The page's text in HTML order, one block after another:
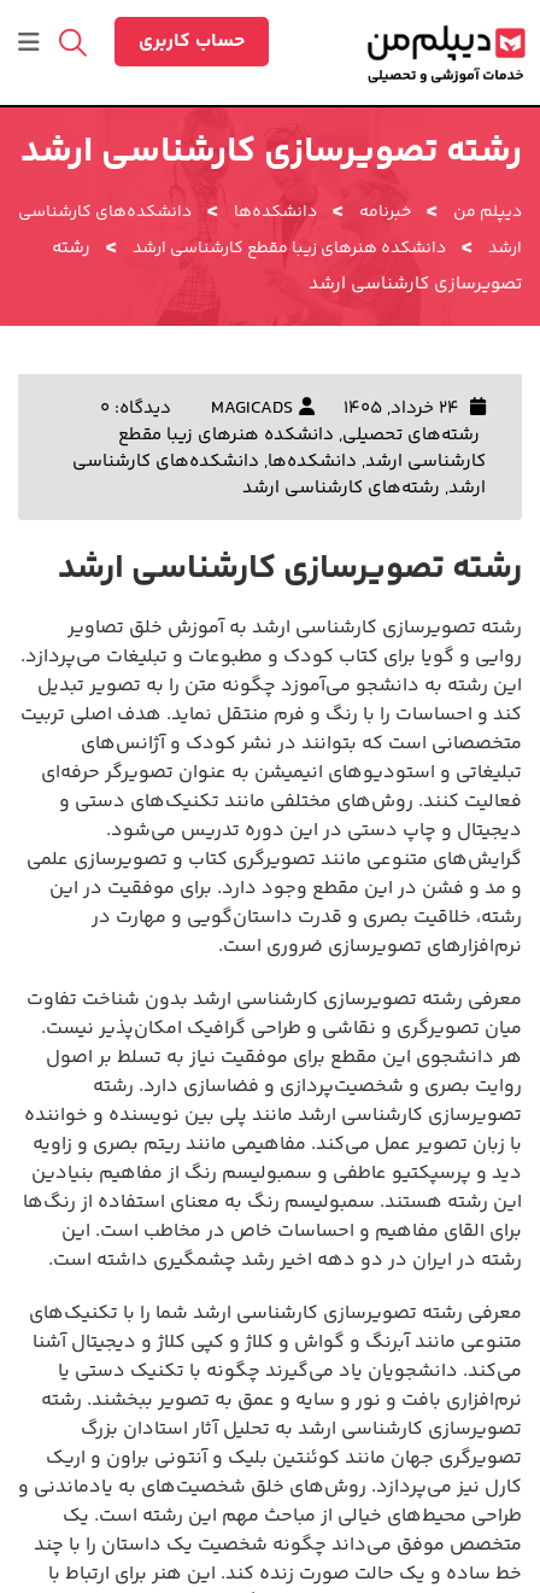
به
محتوا
حساب کاربری
رشته تصویرسازی کارشناسی ارشد
دیپلم من > خبرنامه > دانشکده‌ها > دانشکده‌های کارشناسی
ارشد > دانشکده هنرهای زیبا مقطع کارشناسی ارشد >
رشته
تصویرسازی کارشناسی ارشد
MAGICADS
دیدگاه: 0
رشته‌های تحصیلی, دانشکده هنرهای زیبا مقطع
کارشناسی ارشد, دانشکده‌ها, دانشکده‌های کارشناسی
ارشد, رشته‌های کارشناسی ارشد
رشته تصویرسازی کارشناسی ارشد
رشته تصویرسازی کارشناسی ارشد به آموزش خلق تصاویر
روایی و گویا برای کتاب کودک و مطبوعات و تبلیغات می‌پردازد.
این رشته به دانشجو می‌آموزد چگونه متن را به تصویر تبدیل
کند و احساسات را با رنگ و فرم منتقل نماید. هدف اصلی تربیت
متخصصانی است که بتوانند در نشر کودک و آژانس‌های
تبلیغاتی و استودیوهای انیمیشن به عنوان تصویرگر حرفه‌ای
فعالیت کنند. روش‌های مختلفی مانند تکنیک‌های دستی و
دیجیتال و چاپ دستی در این دوره تدریس می‌شود.
گرایش‌های متنوعی مانند تصویرگری کتاب و تصویرسازی علمی
و مد و فشن در این مقطع وجود دارد. برای موفقیت در این
رشته، خلاقیت بصری و قدرت داستان‌گویی و مهارت در
نرم‌افزارهای تصویرسازی ضروری است.
معرفی رشته تصویرسازی کارشناسی ارشد بدون شناخت تفاوت
میان تصویرگری و نقاشی و طراحی گرافیک امکان‌پذیر نیست.
هر دانشجوی این مقطع برای موفقیت نیاز به تسلط بر اصول
روایت بصری و شخصیت‌پردازی و فضاسازی دارد. رشته
تصویرسازی کارشناسی ارشد مانند پلی بین نویسنده و خواننده
با زبان تصویر عمل می‌کند. مفاهیمی مانند ریتم بصری و زاویه
دید و پرسپکتیو عاطفی و سمبولیسم رنگ از مفاهیم بنیادین
این رشته هستند. سمبولیسم رنگ به معنای استفاده از رنگ‌ها
برای القای مفاهیم و احساسات خاص در مخاطب است. این
رشته در ایران در دو دهه اخیر رشد چشمگیری داشته است.
معرفی رشته تصویرسازی کارشناسی ارشد شما را با تکنیک‌های
متنوعی مانند آبرنگ و گواش و کلاژ و کپی کلاژ و دیجیتال آشنا
می‌کند. دانشجویان یاد می‌گیرند چگونه با تکنیک دستی یا
نرم‌افزاری بافت و نور و سایه و عمق به تصویر ببخشند. رشته
تصویرسازی کارشناسی ارشد به تحلیل آثار استادان بزرگ
تصویرگری جهان مانند کوئنتین بلیک و آنتونی براون و اریک
کارل نیز می‌پردازد. روش‌های خلق شخصیت‌های به یادماندنی و
طراحی محیط‌های خیالی از مباحث مهم این رشته است. یک
متخصص موفق می‌داند چگونه شخصیت یک داستان را با چند
خط ساده و یک حالت صورت زنده کند. این هنر برای ارتباط با